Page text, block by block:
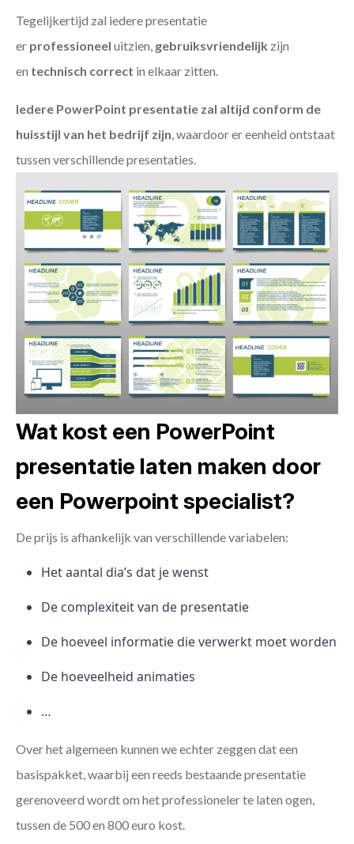
Tegelijkertijd zal iedere presentatie
er professioneel uitzien, gebruiksvriendelijk zijn
en technisch correct in elkaar zitten.
Iedere PowerPoint presentatie zal altijd conform de
huisstijl van het bedrijf zijn, waardoor er eenheid ontstaat
tussen verschillende presentaties.
Wat kost een PowerPoint
presentatie laten maken door
een Powerpoint specialist?
De prijs is afhankelijk van verschillende variabelen:
Het aantal dia’s dat je wenst
De complexiteit van de presentatie
De hoeveel informatie die verwerkt moet worden
De hoeveelheid animaties
…
Over het algemeen kunnen we echter zeggen dat een
basispakket, waarbij een reeds bestaande presentatie
gerenoveerd wordt om het professioneler te laten ogen,
tussen de 500 en 800 euro kost.